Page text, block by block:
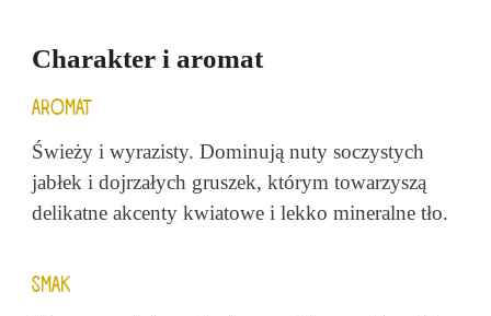
Charakter i aromat
AROMAT
Świeży i wyrazisty. Dominują nuty soczystych
jabłek i dojrzałych gruszek, którym towarzyszą
delikatne akcenty kwiatowe i lekko mineralne tło.
SMAK